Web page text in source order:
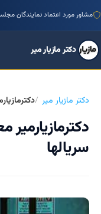
مشاور مورد اعتماد نمایندگان
دکتر مازیار میر
دکتر مازیار میر
دکترمازیارمیر
سریالها